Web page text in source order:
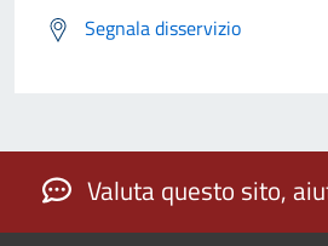
Segnala disservizio
Valuta questo sito,